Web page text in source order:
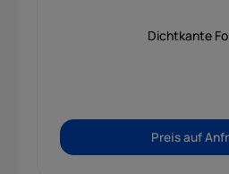
Dichtkante
Preis auf